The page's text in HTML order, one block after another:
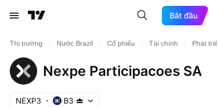
Bắt đầu
Thị trường Nước Brazil Cổ phiếu Tài chính Phát
Nexpe Participacoes SA
NEXP3 B3